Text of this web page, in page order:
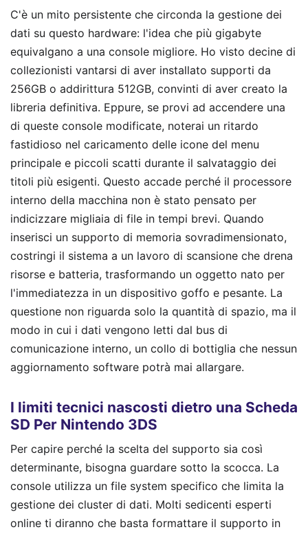
C'è un mito persistente che circonda la gestione dei
dati su questo hardware: l'idea che più gigabyte
equivalgano a una console migliore. Ho visto decine di
collezionisti vantarsi di aver installato supporti da
256GB o addirittura 512GB, convinti di aver creato la
libreria definitiva. Eppure, se provi ad accendere una
di queste console modificate, noterai un ritardo
fastidioso nel caricamento delle icone del menu
principale e piccoli scatti durante il salvataggio dei
titoli più esigenti. Questo accade perché il processore
interno della macchina non è stato pensato per
indicizzare migliaia di file in tempi brevi. Quando
inserisci un supporto di memoria sovradimensionato,
costringi il sistema a un lavoro di scansione che drena
risorse e batteria, trasformando un oggetto nato per
l'immediatezza in un dispositivo goffo e pesante. La
questione non riguarda solo la quantità di spazio, ma il
modo in cui i dati vengono letti dal bus di
comunicazione interno, un collo di bottiglia che nessun
aggiornamento software potrà mai allargare.
I limiti tecnici nascosti dietro una Scheda
SD Per Nintendo 3DS
Per capire perché la scelta del supporto sia così
determinante, bisogna guardare sotto la scocca. La
console utilizza un file system specifico che limita la
gestione dei cluster di dati. Molti sedicenti esperti
online ti diranno che basta formattare il supporto in